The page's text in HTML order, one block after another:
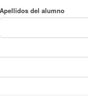
Apellidos del alumno